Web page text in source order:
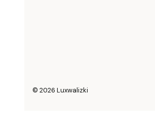
© 2026 Luxwalizki